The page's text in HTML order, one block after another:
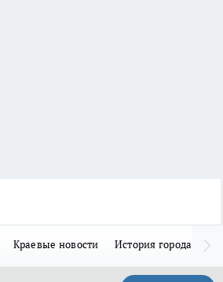
Краевые новости История города Н